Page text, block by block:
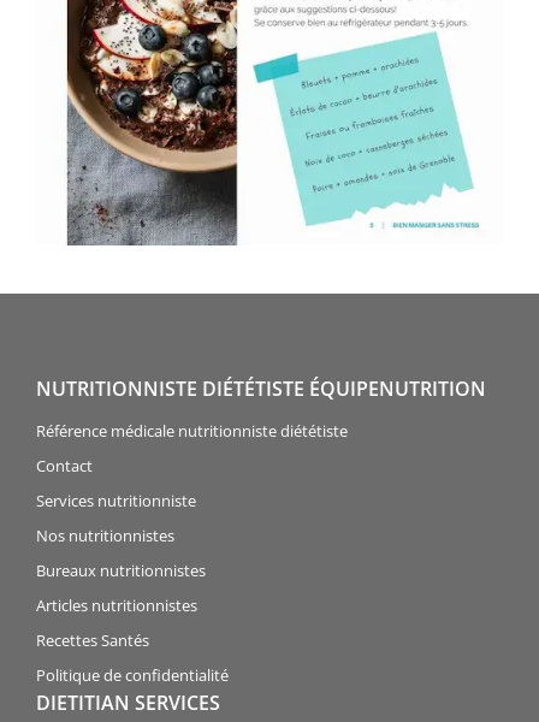
NUTRITIONNISTE DIÉTÉTISTE ÉQUIPENUTRITION
Référence médicale nutritionniste diététiste
Contact
Services nutritionniste
Nos nutritionnistes
Bureaux nutritionnistes
Articles nutritionnistes
Recettes Santés
Politique de confidentialité
DIETITIAN SERVICES